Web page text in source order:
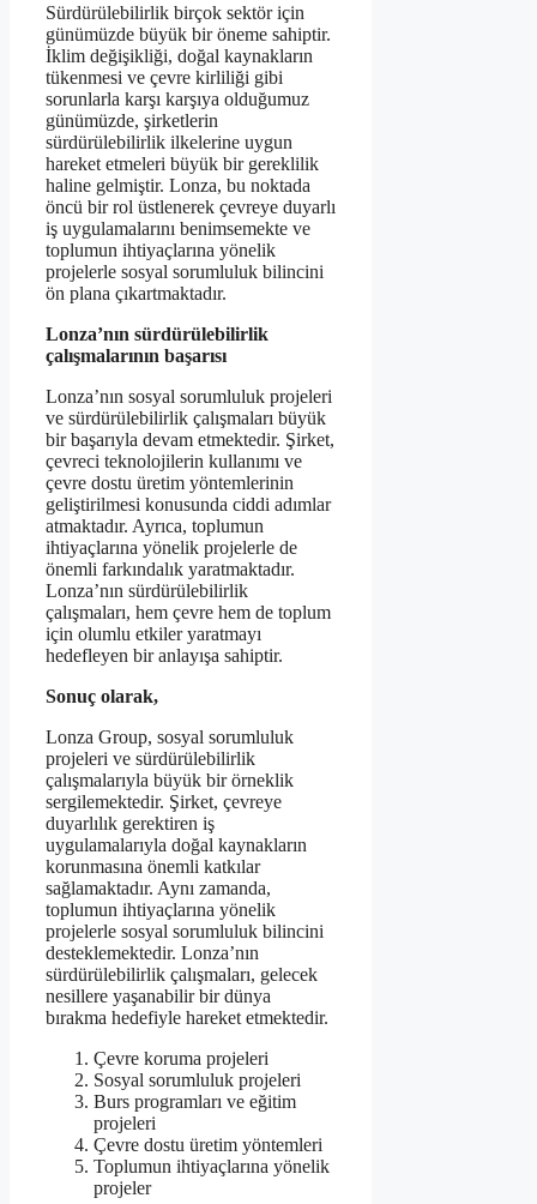
Sürdürülebilirlik birçok sektör için
günümüzde büyük bir öneme sahiptir.
İklim değişikliği, doğal kaynakların
tükenmesi ve çevre kirliliği gibi
sorunlarla karşı karşıya olduğumuz
günümüzde, şirketlerin
sürdürülebilirlik ilkelerine uygun
hareket etmeleri büyük bir gereklilik
haline gelmiştir. Lonza, bu noktada
öncü bir rol üstlenerek çevreye duyarlı
iş uygulamalarını benimsemekte ve
toplumun ihtiyaçlarına yönelik
projelerle sosyal sorumluluk bilincini
ön plana çıkartmaktadır.
Lonza’nın sürdürülebilirlik
çalışmalarının başarısı
Lonza’nın sosyal sorumluluk projeleri
ve sürdürülebilirlik çalışmaları büyük
bir başarıyla devam etmektedir. Şirket,
çevreci teknolojilerin kullanımı ve
çevre dostu üretim yöntemlerinin
geliştirilmesi konusunda ciddi adımlar
atmaktadır. Ayrıca, toplumun
ihtiyaçlarına yönelik projelerle de
önemli farkındalık yaratmaktadır.
Lonza’nın sürdürülebilirlik
çalışmaları, hem çevre hem de toplum
için olumlu etkiler yaratmayı
hedefleyen bir anlayışa sahiptir.
Sonuç olarak,
Lonza Group, sosyal sorumluluk
projeleri ve sürdürülebilirlik
çalışmalarıyla büyük bir örneklik
sergilemektedir. Şirket, çevreye
duyarlılık gerektiren iş
uygulamalarıyla doğal kaynakların
korunmasına önemli katkılar
sağlamaktadır. Aynı zamanda,
toplumun ihtiyaçlarına yönelik
projelerle sosyal sorumluluk bilincini
desteklemektedir. Lonza’nın
sürdürülebilirlik çalışmaları, gelecek
nesillere yaşanabilir bir dünya
bırakma hedefiyle hareket etmektedir.
Çevre koruma projeleri
Sosyal sorumluluk projeleri
Burs programları ve eğitim
projeleri
Çevre dostu üretim yöntemleri
Toplumun ihtiyaçlarına yönelik
projeler